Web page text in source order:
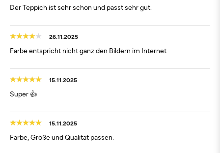
Der Teppich ist sehr schon und passt sehr gut.
26.11.2025
Farbe entspricht nicht ganz den Bildern im Internet
15.11.2025
Super 👍
15.11.2025
Farbe, Größe und Qualität passen.